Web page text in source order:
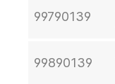
99790139
99890139